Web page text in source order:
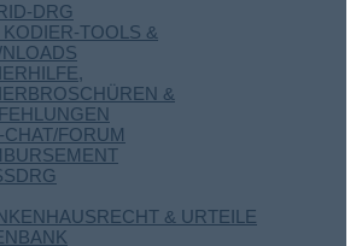
DRG
KODIER-TOOLS &
&
CHAT/FORUM
& URTEILE